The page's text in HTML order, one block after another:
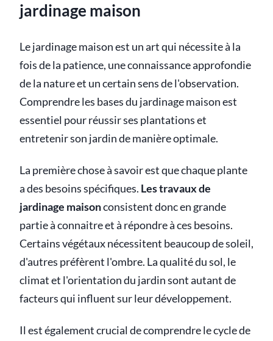
jardinage maison
Le jardinage maison est un art qui nécessite à la
fois de la patience, une connaissance approfondie
de la nature et un certain sens de l'observation.
Comprendre les bases du jardinage maison est
essentiel pour réussir ses plantations et
entretenir son jardin de manière optimale.
La première chose à savoir est que chaque plante
a des besoins spécifiques. Les travaux de
jardinage maisonconsistent donc en grande
partie à connaitre et à répondre à ces besoins.
Certains végétaux nécessitent beaucoup de soleil,
d'autres préfèrent l'ombre. La qualité du sol, le
climat et l'orientation du jardin sont autant de
facteurs qui influent sur leur développement.
Il est également crucial de comprendre le cycle de